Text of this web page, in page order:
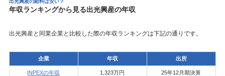
出光興産の給料は安い？
年収ランキングから見る出光興産の年収
出光興産と同業企業と比較した際の年収ランキングは下記の通りです。
企業 年収 出所
INPEXの年収 1,323万円 25年12月期決算